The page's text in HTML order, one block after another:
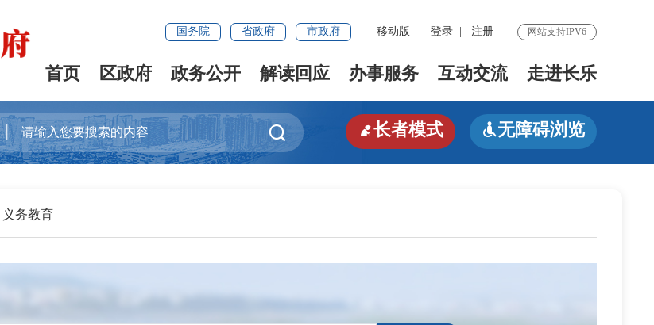
国务院 省政府 市政府 移动版 登录 注册 网站支持IPV6
首页 区政府 政务公开 解读回应 办事服务 互动交流 走进长乐
 长者模式 无障碍浏览
义务教育